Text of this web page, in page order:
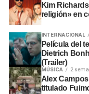
Kim
religión» en
INTERNACIONAL
Película del
Dietrich
(Trailer)
MÚSICA 2
Alex
titulado